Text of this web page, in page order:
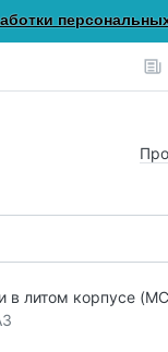
в литом корпусе